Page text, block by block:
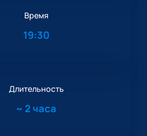
Время
19:30
Длительность
~ 2 часа